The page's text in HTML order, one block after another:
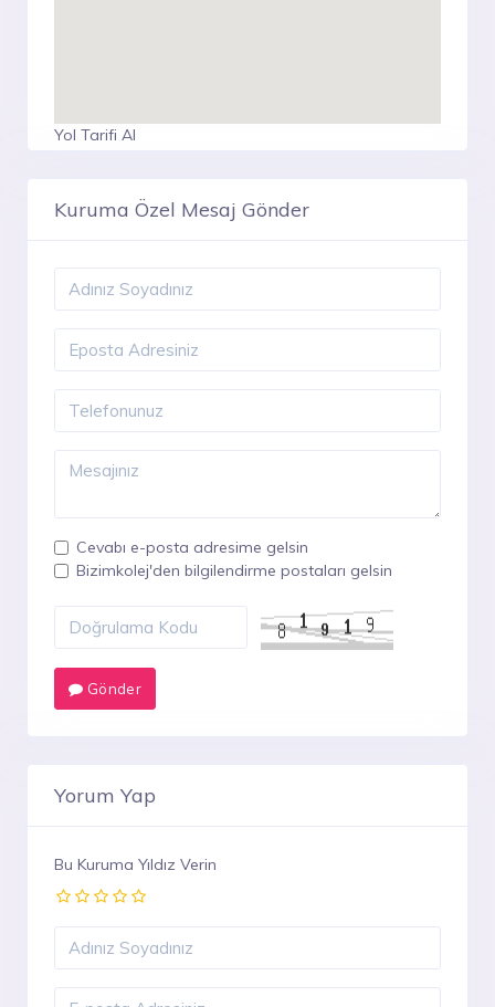
Yol Tarifi Al
Kuruma Özel Mesaj Gönder
Cevabı e-posta adresime gelsin
Bizimkolej'den bilgilendirme postaları gelsin
Gönder
Yorum Yap
Bu Kuruma Yıldız Verin